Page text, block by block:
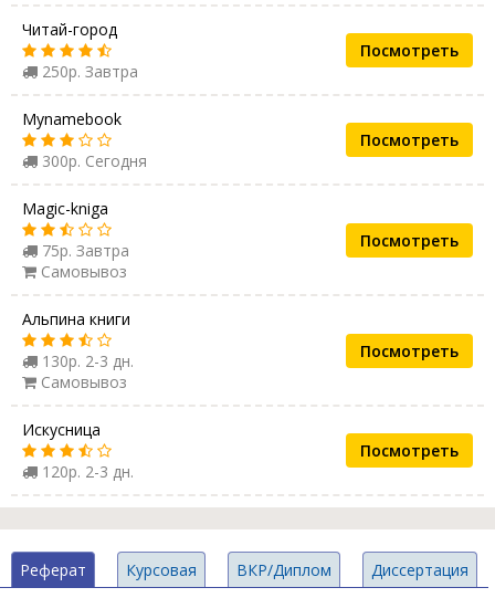
Читай-город
250р. Завтра
Посмотреть
Mynamebook
300р. Сегодня
Посмотреть
Magic-kniga
75р. Завтра
Самовывоз
Посмотреть
Альпина книги
130р. 2-3 дн.
Самовывоз
Посмотреть
Искусница
120р. 2-3 дн.
Посмотреть
Реферат Курсовая ВКР/Диплом Диссертация